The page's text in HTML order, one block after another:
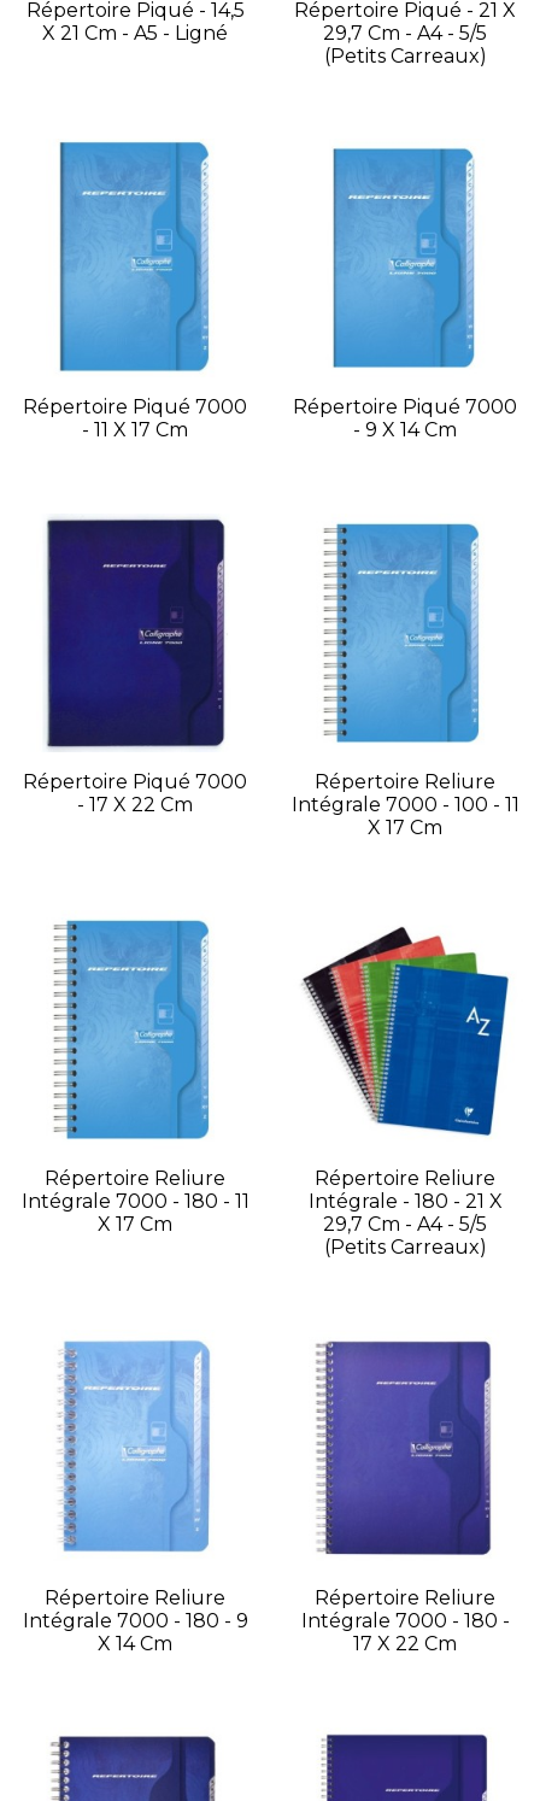
Répertoire Piqué - 14,5
X 21 Cm - A5 - Ligné
Répertoire Piqué - 21 X
29,7 Cm - A4 - 5/5
(petits Carreaux)
Répertoire Piqué 7000
- 11 X 17 Cm
Répertoire Piqué 7000
- 9 X 14 Cm
Répertoire Piqué 7000
- 17 X 22 Cm
Répertoire Reliure
Intégrale 7000 - 100 - 11
X 17 Cm
Répertoire Reliure
Intégrale 7000 - 180 - 11
X 17 Cm
Répertoire Reliure
Intégrale - 180 - 21 X
29,7 Cm - A4 - 5/5
(petits Carreaux)
Répertoire Reliure
Intégrale 7000 - 180 - 9
X 14 Cm
Répertoire Reliure
Intégrale 7000 - 180 -
17 X 22 Cm